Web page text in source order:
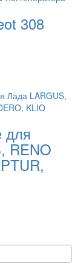
308
для
RENO